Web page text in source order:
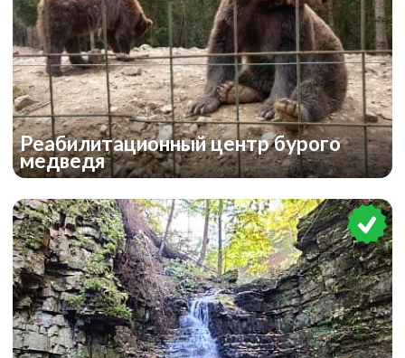
Реабилитационный центр бурого
медведя